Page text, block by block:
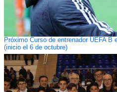
Próximo Curso de entrenador UEFA B
(inicio el 6 de octubre)